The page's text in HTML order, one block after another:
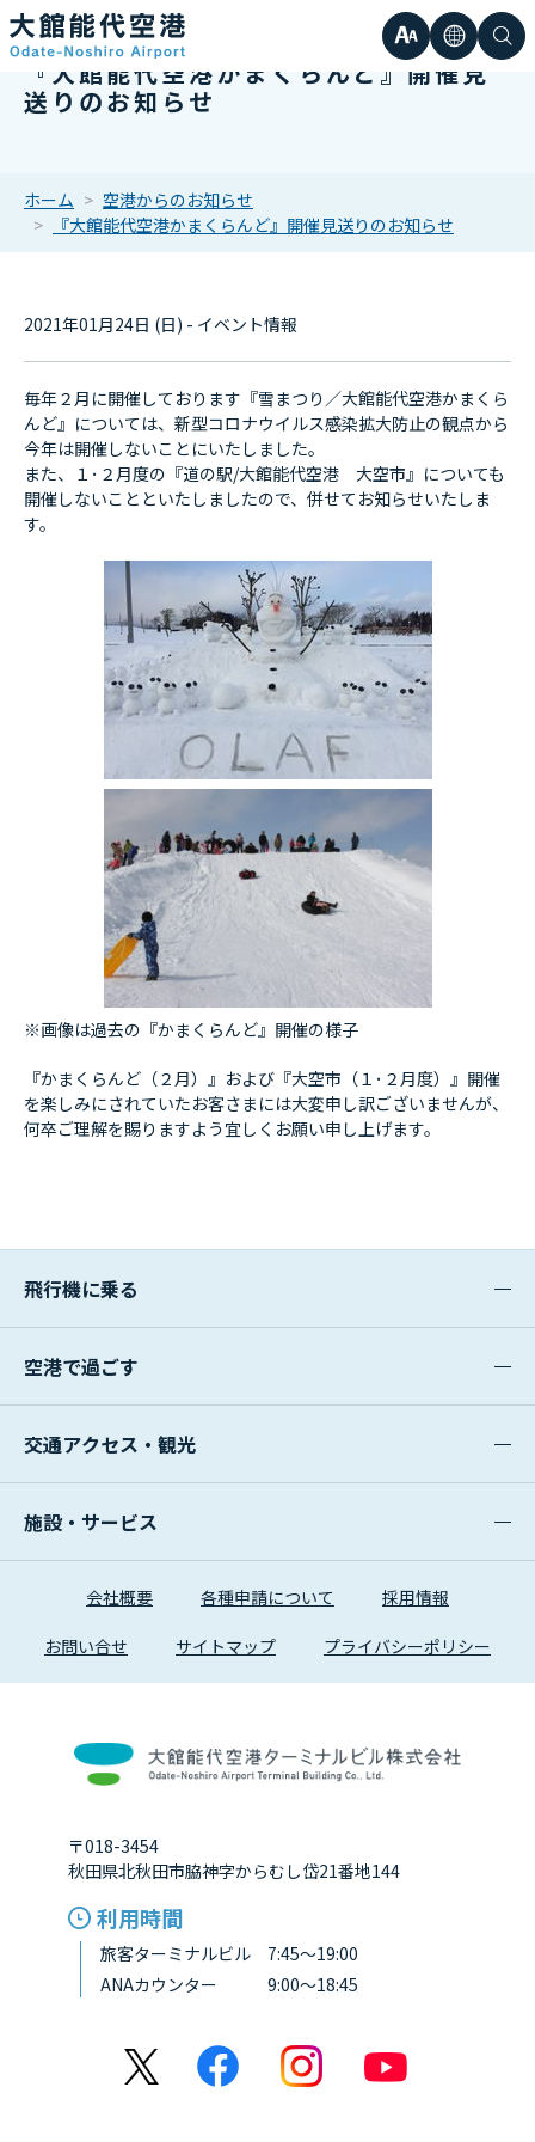
文
サ
ズ
大
言日本語
検
『大館能代空港かまくらんど』開催見
送りのお知らせ
ホーム
空港からのお知らせ
『大館能代空港かまくらんど』開催見送りのお知らせ
2021年01月24日 (日) - イベント情報
毎年２月に開催しております『雪まつり／大館能代空港かまくら
んど』については、新型コロナウイルス感染拡大防止の観点から
今年は開催しないことにいたしました。
また、１･２月度の『道の駅/大館能代空港 大空市』についても
開催しないことといたしましたので、併せてお知らせいたしま
す。
※画像は過去の『かまくらんど』開催の様子
『かまくらんど（２月）』および『大空市（１･２月度）』開催
を楽しみにされていたお客さまには大変申し訳ございませんが、
何卒ご理解を賜りますよう宜しくお願い申し上げます。
飛行機に乗る
空港で過ごす
交通アクセス・観光
施設・サービス
会社概要 各種申請について 採用情報
お問い合せ サイトマップ プライバシーポリシー
〒018-3454
秋田県北秋田市脇神字からむし岱21番地144
利用時間
旅客ターミナルビル 7:45～19:00
ANAカウンター 9:00～18:45